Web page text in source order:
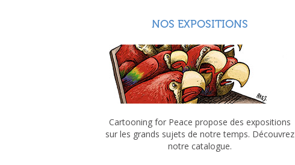
NOS EXPOSITIONS
Cartooning for Peace propose des expositions
sur les grands sujets de notre temps. Découvrez
notre catalogue.